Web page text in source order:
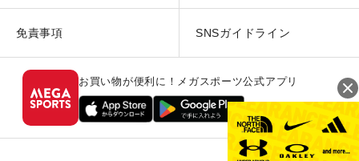
免責事項 SNSガイドライン
お買い物が便利に！メガスポーツ公式アプリ